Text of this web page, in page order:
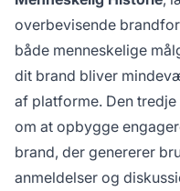
overbevisende
både menneskelige
dit brand bliver
af platforme. Den tredje
om at opbygge
brand, der genererer
anmeldelser og